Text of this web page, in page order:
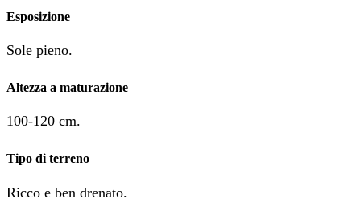
Esposizione
Sole pieno.
Altezza a maturazione
100-120 cm.
Tipo di terreno
Ricco e ben drenato.